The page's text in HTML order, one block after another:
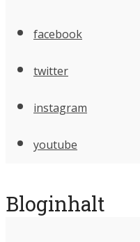
facebook
twitter
instagram
youtube
Bloginhalt